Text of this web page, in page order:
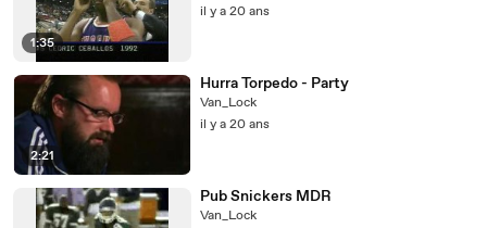
1:35
il y a 20 ans
2:21
Hurra Torpedo - Party
Van_Lock
il y a 20 ans
Pub Snickers MDR
Van_Lock